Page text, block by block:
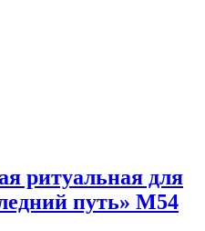
ритуальная для
путь» М54